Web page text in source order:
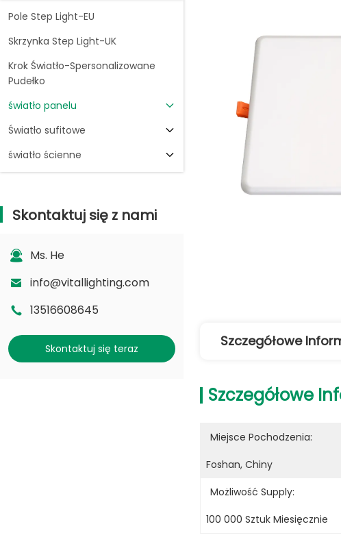
Pole Step Light-EU
Skrzynka Step Light-UK
Krok Światło-Spersonalizowane
Pudełko
światło panelu
Światło sufitowe
światło ścienne
Skontaktuj się z nami
Ms. He
info@vitallighting.com
13516608645
Skontaktuj się teraz Szczegółowe
Szczegółowe
Miejsce Pochodzenia:
Foshan, Chiny
Możliwość Supply:
100 000 Sztuk Miesięcznie